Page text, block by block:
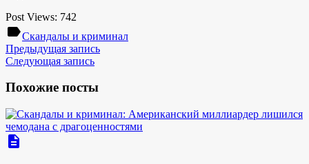
Post Views: 742
labelСкандалы и криминал
Предыдущая запись
Следующая запись
Похожие посты
description